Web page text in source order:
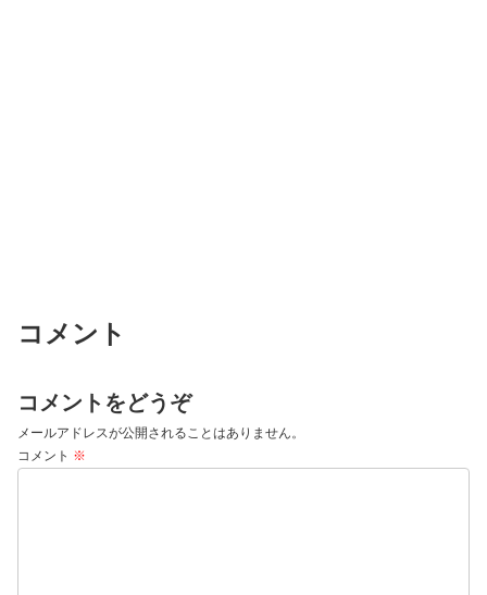
コメント
コメントをどうぞ
メールアドレスが公開されることはありません。
コメント ※